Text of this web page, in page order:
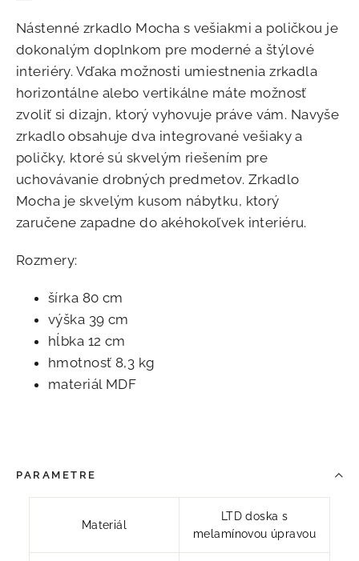
Nástenné zrkadlo Mocha s vešiakmi a poličkou je
dokonalým doplnkom pre moderné a štýlové
interiéry. Vďaka možnosti umiestnenia zrkadla
horizontálne alebo vertikálne máte možnosť
zvoliť si dizajn, ktorý vyhovuje práve vám. Navyše
zrkadlo obsahuje dva integrované vešiaky a
poličky, ktoré sú skvelým riešením pre
uchovávanie drobných predmetov. Zrkadlo
Mocha je skvelým kusom nábytku, ktorý
zaručene zapadne do akéhokoľvek interiéru.
Rozmery:
šírka 80 cm
výška 39 cm
hĺbka 12 cm
hmotnosť 8,3 kg
materiál MDF
PARAMETRE
Materiál
LTD doska s
melamínovou úpravou